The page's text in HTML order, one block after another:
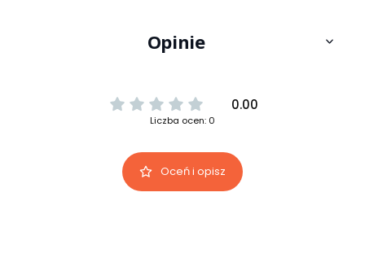
Opinie
0.00
Liczba ocen: 0
Oceń i opisz